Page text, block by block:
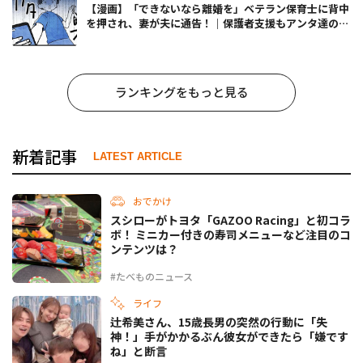
【漫画】「できないなら離婚を」ベテラン保育士に背中
を押され、妻が夫に通告！｜保護者支援もアンタ達の仕
ランキングをもっと見る
新着記事 LATEST ARTICLE
おでかけ
#たべものニュース
スシローがトヨタ「GAZOO Racing」と初コラ
ボ！ ミニカー付きの寿司メニューなど注目のコ
ンテンツは？
ライフ
辻希美さん、15歳長男の突然の行動に「失
神！」手がかかるぶん彼女ができたら「嫌です
ね」と断言